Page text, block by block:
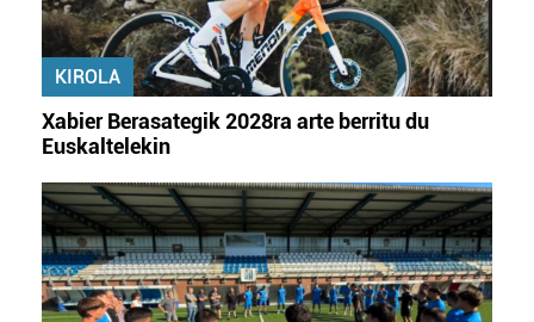
KIROLA
Xabier Berasategik 2028ra arte berritu du
Euskaltelekin